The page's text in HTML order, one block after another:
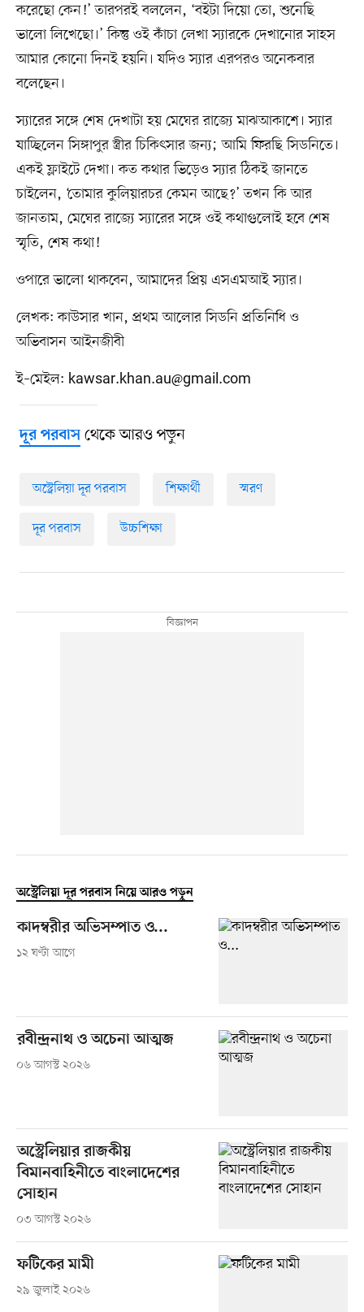
করেছো কেন!’ তারপরই বললেন, ‘বইটা দিয়ো তো, শুনেছি
ভালো লিখেছো।’ কিন্তু ওই কাঁচা লেখা স্যারকে দেখানোর সাহস
আমার কোনো দিনই হয়নি। যদিও স্যার এরপরও অনেকবার
বলেছেন।
স্যারের সঙ্গে শেষ দেখাটা হয় মেঘের রাজ্যে মাঝআকাশে। স্যার
যাচ্ছিলেন সিঙ্গাপুর স্ত্রীর চিকিৎসার জন্য; আমি ফিরছি সিডনিতে।
একই ফ্লাইটে দেখা। কত কথার ভিড়েও স্যার ঠিকই জানতে
চাইলেন, ‘তোমার কুলিয়ারচর কেমন আছে?’ তখন কি আর
জানতাম, মেঘের রাজ্যে স্যারের সঙ্গে ওই কথাগুলোই হবে শেষ
স্মৃতি, শেষ কথা!
ওপারে ভালো থাকবেন, আমাদের প্রিয় এসএমআই স্যার।
লেখক: কাউসার খান, প্রথম আলোর সিডনি প্রতিনিধি ও
অভিবাসন আইনজীবী
ই–মেইল: kawsar.khan.au@gmail.com
দূর পরবাসথেকে আরও পড়ুন
অস্ট্রেলিয়া দূর পরবাস শিক্ষার্থী স্মরণ
দূর পরবাস উচ্চশিক্ষা
অস্ট্রেলিয়া দূর পরবাস নিয়ে আরও পড়ুন
কাদম্বরীর অভিসম্পাত ও...
১২ ঘণ্টা আগে
রবীন্দ্রনাথ ও অচেনা আত্মজ
০৬ আগস্ট ২০২৬
অস্ট্রেলিয়ার রাজকীয়
বিমানবাহিনীতে বাংলাদেশের
সোহান
০৩ আগস্ট ২০২৬
ফটিকের মামী
২৯ জুলাই ২০২৬